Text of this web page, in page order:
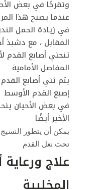
وتقرحًا في بعض
عندما يصبح هذا
في زيادة الحمل
المقابل ، مع
تنحني أصابع القدم
المفاصل الأمامية
يتم ثني أصابع
إصبع القدم الأوسط
في بعض الأحيان
الأخير أيضًا
يمكن أن يتطور
تحت نعل القدم
علاج
المخلبية